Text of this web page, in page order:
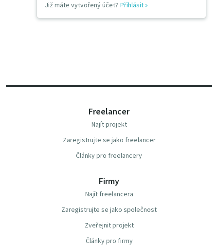
Již máte vytvořený účet? Přihlásit»
Freelancer
Najít projekt
Zaregistrujte se jako freelancer
Články pro freelancery
Firmy
Najít freelancera
Zaregistrujte se jako společnost
Zveřejnit projekt
Články pro firmy